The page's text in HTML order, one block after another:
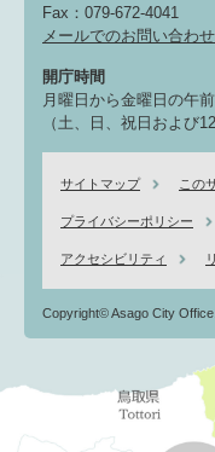
Fax：079-672-4041
メールでのお問い合わ
開庁時間
月曜日から金曜日の午
（土、日、祝日および
サイトマップ この
プライバシーポリシー
アクセシビリティ
Copyright© Asago City